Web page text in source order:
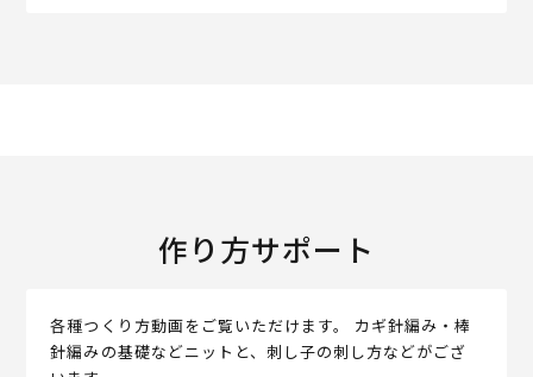
作り方サポート
各種つくり方動画をご覧いただけます。 カギ針編み・棒
針編みの基礎などニットと、刺し子の刺し方などがござ